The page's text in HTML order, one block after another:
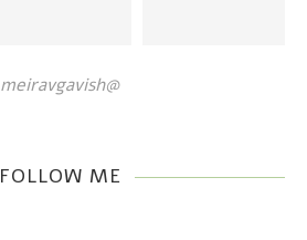
@meiravgavish
FOLLOW ME